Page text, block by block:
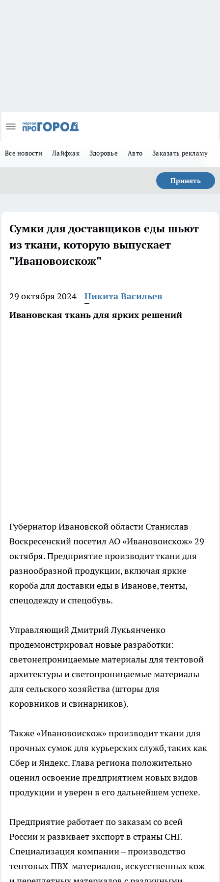
Все новости Лайфхак Здоровье Авто Заказать рекламу
Принять
Сумки для доставщиков еды шьют
из ткани, которую выпускает
"Ивановоискож"
29 октября 2024
Никита Васильев
Ивановская ткань для ярких решений
Губернатор Ивановской области Станислав
Воскресенский посетил АО «Ивановоискож» 29
октября. Предприятие производит ткани для
разнообразной продукции, включая яркие
короба для доставки еды в Иванове, тенты,
спецодежду и спецобувь.
Управляющий Дмитрий Лукьянченко
продемонстрировал новые разработки:
светонепроницаемые материалы для тентовой
архитектуры и светопроницаемые материалы
для сельского хозяйства (шторы для
коровников и свинарников).
Также «Ивановоискож» производит ткани для
прочных сумок для курьерских служб, таких как
Сбер и Яндекс. Глава региона положительно
оценил освоение предприятием новых видов
продукции и уверен в его дальнейшем успехе.
Предприятие работает по заказам со всей
России и развивает экспорт в страны СНГ.
Специализация компании – производство
тентовых ПВХ-материалов, искусственных кож